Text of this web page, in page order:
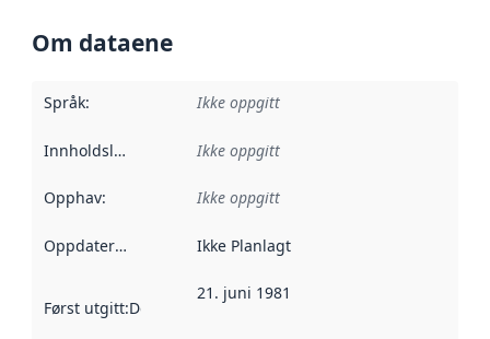
Om dataene
Språk: Ikke oppgitt
Innholdsleverandører :
Ikke oppgitt
Opphav: Ikke oppgitt
Oppdateringsfrekvens :
Ikke Planlagt
Først utgitt:Denne datoen sier når dataene i dette
21. juni 1981